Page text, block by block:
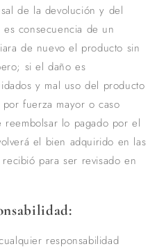
de la devolución y del
consecuencia de un
de nuevo el producto sin
si el daño es
y mal uso del producto
fuerza mayor o caso
reembolsar lo pagado por el
el bien adquirido en las
para ser revisado en
responsabilidad